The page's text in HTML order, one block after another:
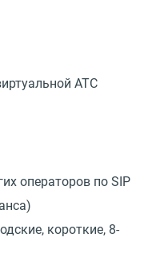
АТС
операторов по SIP
короткие, 8-